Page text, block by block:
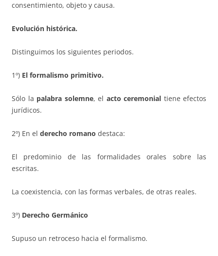
consentimiento, objeto y causa.
Evolución histórica.
Distinguimos los siguientes periodos.
1º) El formalismo primitivo.
Sólo la palabra solemne, el acto ceremonial tiene efectos
jurídicos.
2º) En el derecho romano destaca:
El predominio de las formalidades orales sobre las
escritas.
La coexistencia, con las formas verbales, de otras reales.
3º) Derecho Germánico
Supuso un retroceso hacia el formalismo.